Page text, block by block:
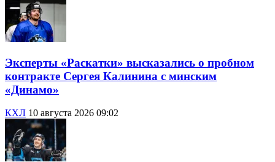
Эксперты «Раскатки» высказались о пробном
контракте Сергея Калинина с минским
«Динамо»
КХЛ 10 августа 2026 09:02